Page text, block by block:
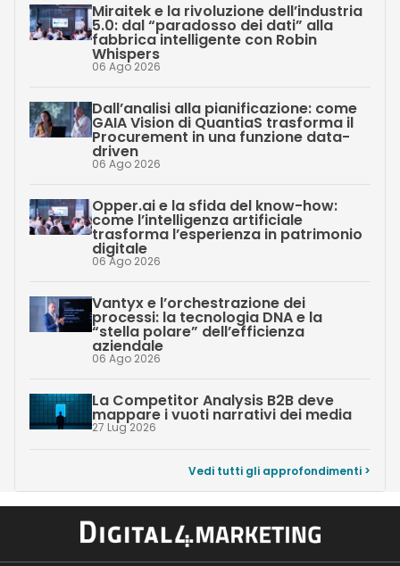
Miraitek e la rivoluzione dell’industria
5.0: dal “paradosso dei dati” alla
fabbrica intelligente con Robin
Whispers
06 Ago 2026
Dall’analisi alla pianificazione: come
GAIA Vision di QuantiaS trasforma il
Procurement in una funzione data-
driven
06 Ago 2026
Opper.ai e la sfida del know-how:
come l’intelligenza artificiale
trasforma l’esperienza in patrimonio
digitale
06 Ago 2026
Vantyx e l’orchestrazione dei
processi: la tecnologia DNA e la
“stella polare” dell’efficienza
aziendale
06 Ago 2026
La Competitor Analysis B2B deve
mappare i vuoti narrativi dei media
27 Lug 2026
Vedi tutti gli approfondimenti >